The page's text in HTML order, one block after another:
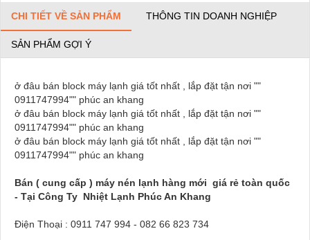
CHI TIẾT VỀ SẢN PHẨM THÔNG TIN DOANH NGHIỆP
SẢN PHẨM GỢI Ý
ở đâu bán block máy lạnh giá tốt nhất , lắp đặt tận nơi ""
0911747994"" phúc an khang
ở đâu bán block máy lạnh giá tốt nhất , lắp đặt tận nơi ""
0911747994"" phúc an khang
ở đâu bán block máy lạnh giá tốt nhất , lắp đặt tận nơi ""
0911747994"" phúc an khang
Bán ( cung cấp ) máy nén lạnh hàng mới giá rẻ toàn quốc
- Tại Công Ty Nhiệt Lạnh Phúc An Khang
Điện Thoại : 0911 747 994 - 082 66 823 734